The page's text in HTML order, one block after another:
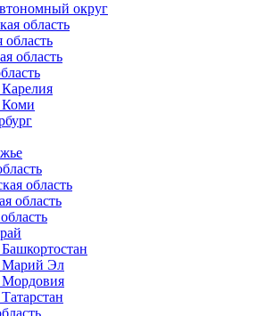
округ
область
область
Коми
область
область
Марий Эл
Мордовия